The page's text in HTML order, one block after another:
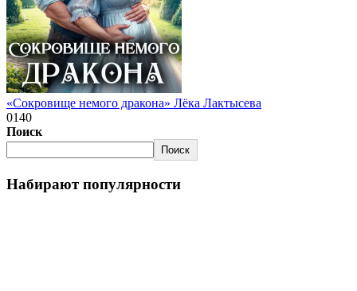
«Сокровище немого дракона» Лёка Лактысева
0140
Поиск
Поиск
Набирают популярности